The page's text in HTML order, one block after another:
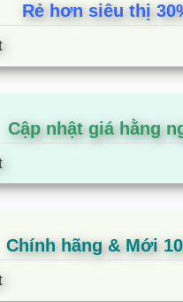
UA55U8550F | 55 inch
Rẻ hơn siêu thị
Cập nhật giá hằng
Chính hãng & Mới